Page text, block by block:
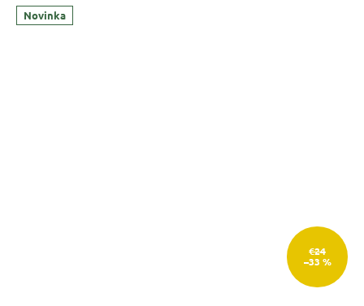
5
Novinka
€24
–33 %